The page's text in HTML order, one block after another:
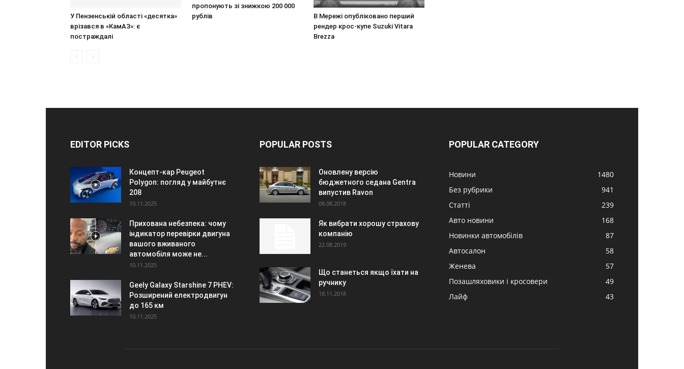
У Пензенській області «десятка»
врізався в «КамАЗ»: є
постраждалі
пропонують зі знижкою 200 000
рублів
В Мережі опубліковано перший
рендер крос-купе Suzuki Vitara
Brezza
EDITOR PICKS
Концепт-кар Peugeot
Polygon: погляд у майбутнє
208
10.11.2025
Прихована небезпека: чому
індикатор перевірки двигуна
вашого вживаного
автомобіля може не...
10.11.2025
Geely Galaxy Starshine 7 PHEV:
Розширений електродвигун
до 165 км
10.11.2025
POPULAR POSTS
Оновлену версію
бюджетного седана Gentra
випустив Ravon
08.08.2018
Як вибрати хорошу страхову
компанію
22.08.2019
Що станеться якщо їхати на
ручнику
18.11.2018
POPULAR CATEGORY
Новини
1480
Без рубрики
941
Статті
239
Авто новини
168
Новинки автомобілів
87
Автосалон
58
Женева
57
Позашляховики і кросовери
49
Лайф
43